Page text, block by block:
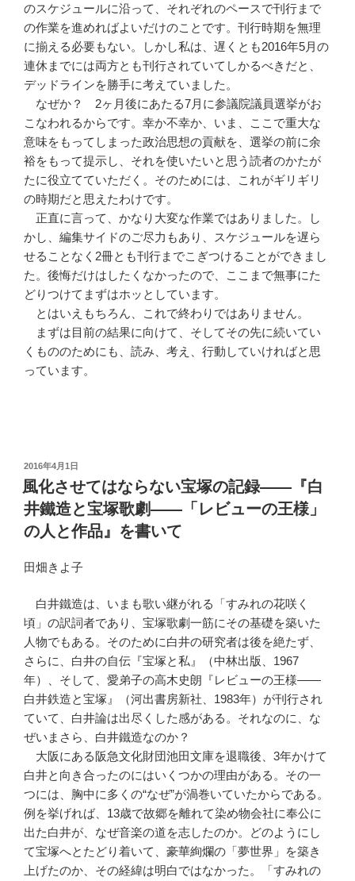
のスケジュールに沿って、それぞれのペースで刊行まで
の作業を進めればよいだけのことです。刊行時期を無理
に揃える必要もない。しかし私は、遅くとも2016年5月の
連休までには両方とも刊行されていてしかるべきだと、
デッドラインを勝手に考えていました。
なぜか？ 2ヶ月後にあたる7月に参議院議員選挙がお
こなわれるからです。幸か不幸か、いま、ここで重大な
意味をもってしまった政治思想の貢献を、選挙の前に余
裕をもって提示し、それを使いたいと思う読者のかたが
たに役立てていただく。そのためには、これがギリギリ
の時期だと思えたわけです。
正直に言って、かなり大変な作業ではありました。し
かし、編集サイドのご尽力もあり、スケジュールを遅ら
せることなく2冊とも刊行までこぎつけることができまし
た。後悔だけはしたくなかったので、ここまで無事にた
どりつけてまずはホッとしています。
とはいえもちろん、これで終わりではありません。
まずは目前の結果に向けて、そしてその先に続いてい
くもののためにも、読み、考え、行動していければと思
っています。
投
稿
日:
2016年4月1日
風化させてはならない宝塚の記録――『白
井鐵造と宝塚歌劇――「レビューの王様」
の人と作品』を書いて
田畑きよ子
白井鐵造は、いまも歌い継がれる「すみれの花咲く
頃」の訳詞者であり、宝塚歌劇一筋にその基礎を築いた
人物でもある。そのために白井の研究者は後を絶たず、
さらに、白井の自伝『宝塚と私』（中林出版、1967
年）、そして、愛弟子の高木史朗『レビューの王様――
白井鉄造と宝塚』（河出書房新社、1983年）が刊行され
ていて、白井論は出尽くした感がある。それなのに、な
ぜいまさら、白井鐵造なのか？
大阪にある阪急文化財団池田文庫を退職後、3年かけて
白井と向き合ったのにはいくつかの理由がある。その一
つには、胸中に多くの“なぜ”が渦巻いていたからである。
例を挙げれば、13歳で故郷を離れて染め物会社に奉公に
出た白井が、なぜ音楽の道を志したのか。どのようにし
て宝塚へとたどり着いて、豪華絢爛の「夢世界」を築き
上げたのか、その経緯は明白ではなかった。「すみれの